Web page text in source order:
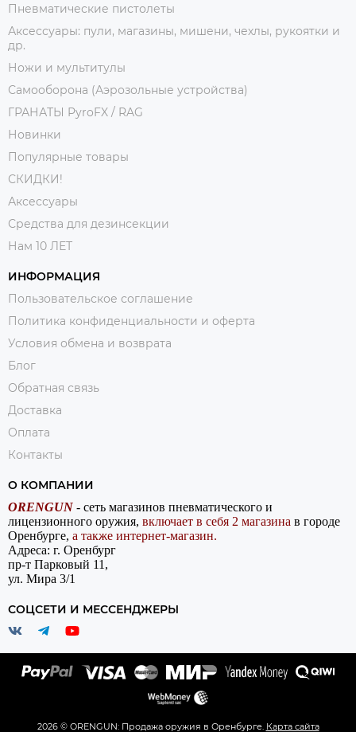
Пневматические пистолеты
Аксессуары: пули, магазины, мишени, чехлы, рукоятки и
др.
Ножи и мультитулы
Самооборона (Аэрозольные устройства)
ГРАНАТЫ PyroFX / RAG
Новинки
Популярные товары
СКИДКИ!
Аксессуары
Средства для дезинсекции
Нам 10 ЛЕТ
ИНФОРМАЦИЯ
Пользовательское соглашение
Политика конфиденциальности и оферта
Условия обмена и возврата
Блог
Обратная связь
Доставка
Оплата
Контакты
О КОМПАНИИ
ORENGUN - сеть магазинов пневматического и
лицензионного оружия, включает в себя 2 магазина в городе
Оренбурге, а также интернет-магазин.
Адреса: г. Оренбург
пр-т Парковый 11,
ул. Мира 3/1
СОЦСЕТИ И МЕССЕНДЖЕРЫ
2026 © ORENGUN: Продажа оружия в Оренбурге. Карта сайта